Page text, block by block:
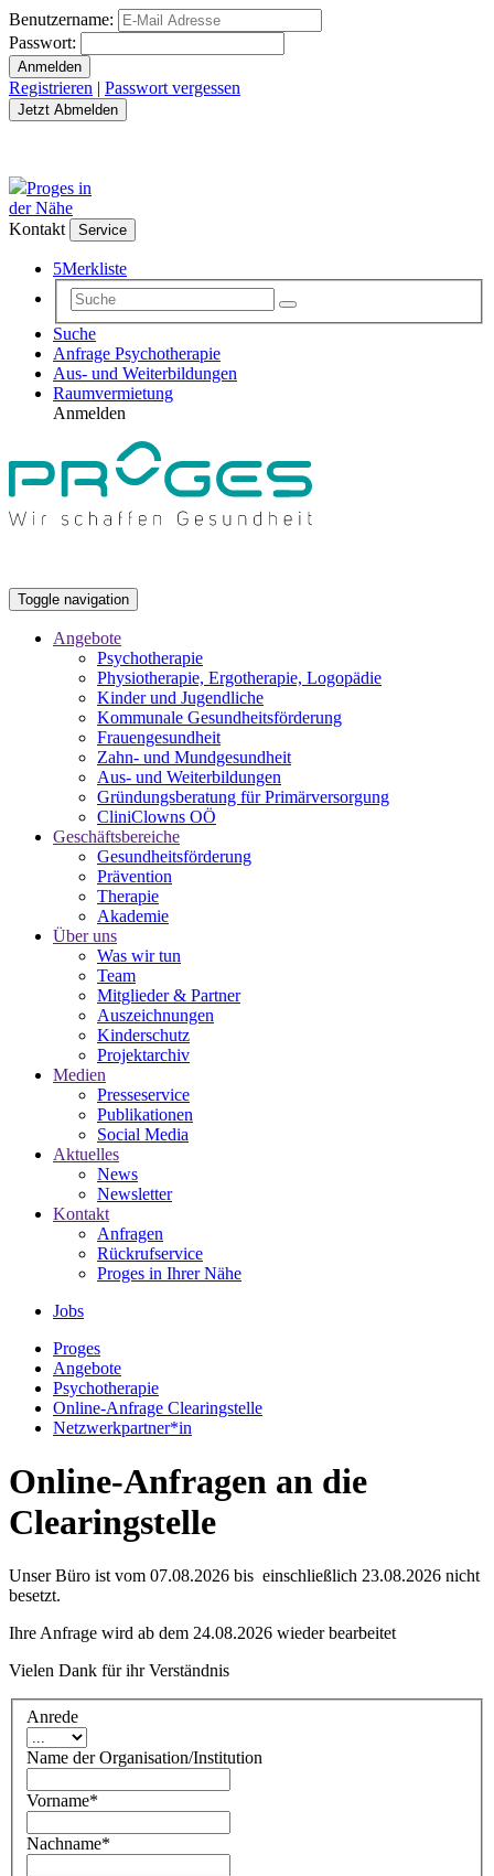
Benutzername:
Passwort:
Registrieren | Passwort vergessen
Proges in
der Nähe
Kontakt
Service
5Merkliste
Suche
Anfrage Psychotherapie
Aus- und Weiterbildungen
Raumvermietung
Anmelden
Toggle navigation
Angebote
Psychotherapie
Physiotherapie, Ergotherapie, Logopädie
Kinder und Jugendliche
Kommunale Gesundheitsförderung
Frauengesundheit
Zahn- und Mundgesundheit
Aus- und Weiterbildungen
Gründungsberatung für Primärversorgung
CliniClowns OÖ
Geschäftsbereiche
Gesundheitsförderung
Prävention
Therapie
Akademie
Über uns
Was wir tun
Team
Mitglieder & Partner
Auszeichnungen
Kinderschutz
Projektarchiv
Medien
Presseservice
Publikationen
Social Media
Aktuelles
News
Newsletter
Kontakt
Anfragen
Rückrufservice
Proges in Ihrer Nähe
Jobs
Proges
Angebote
Psychotherapie
Online-Anfrage Clearingstelle
Netzwerkpartner*in
Online-Anfragen an die
Clearingstelle
Unser Büro ist vom 07.08.2026 bis einschließlich 23.08.2026 nicht
besetzt.
Ihre Anfrage wird ab dem 24.08.2026 wieder bearbeitet
Vielen Dank für ihr Verständnis
Anrede
Name der Organisation/Institution
Vorname*
Nachname*